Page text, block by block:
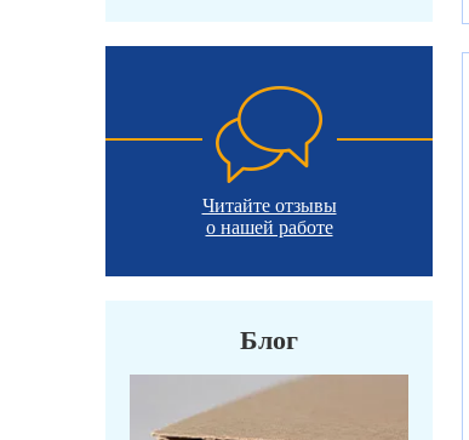
Читайте отзывы
о нашей работе
Блог